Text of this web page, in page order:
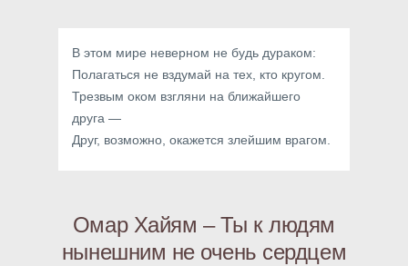
В этом мире неверном не будь дураком:
Полагаться не вздумай на тех, кто кругом.
Трезвым оком взгляни на ближайшего
друга —
Друг, возможно, окажется злейшим врагом.
Омар Хайям – Ты к людям
нынешним не очень сердцем